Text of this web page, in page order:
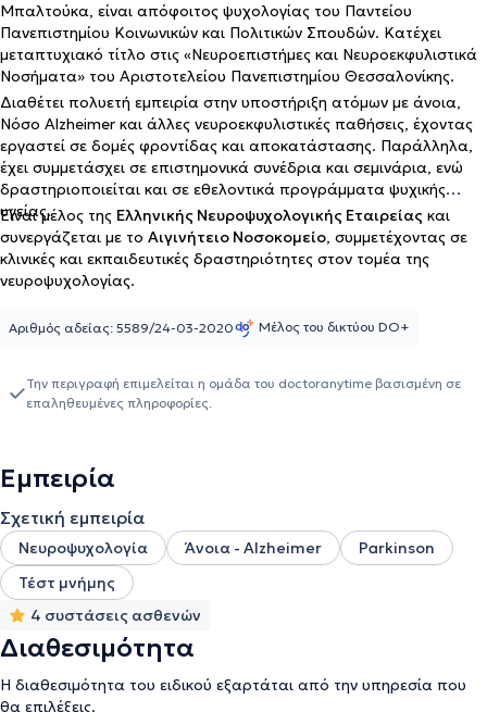
Μπαλτούκα, είναι απόφοιτος ψυχολογίας του Παντείου
Πανεπιστημίου Κοινωνικών και Πολιτικών Σπουδών. Κατέχει
μεταπτυχιακό τίτλο στις «Νευροεπιστήμες και Νευροεκφυλιστικά
Νοσήματα» του Αριστοτελείου Πανεπιστημίου Θεσσαλονίκης.
Διαθέτει πολυετή εμπειρία στην υποστήριξη ατόμων με άνοια,
Νόσο Alzheimer και άλλες νευροεκφυλιστικές παθήσεις, έχοντας
εργαστεί σε δομές φροντίδας και αποκατάστασης. Παράλληλα,
έχει συμμετάσχει σε επιστημονικά συνέδρια και σεμινάρια, ενώ
δραστηριοποιείται και σε εθελοντικά προγράμματα ψυχικής
υγείας.
Είναι μέλος της Ελληνικής Νευροψυχολογικής Εταιρείας και
συνεργάζεται με το Αιγινήτειο Νοσοκομείο, συμμετέχοντας σε
κλινικές και εκπαιδευτικές δραστηριότητες στον τομέα της
νευροψυχολογίας.
Αριθμός αδείας: 5589/24-03-2020 Μέλος του δικτύου DO+
Την περιγραφή επιμελείται η ομάδα του doctoranytime βασισμένη σε
επαληθευμένες πληροφορίες.
Εμπειρία
Σχετική εμπειρία
Νευροψυχολογία Άνοια - Alzheimer
Parkinson
Τέστ μνήμης
4 συστάσεις ασθενών
Διαθεσιμότητα
Η διαθεσιμότητα του ειδικού εξαρτάται από την υπηρεσία που
θα επιλέξεις.